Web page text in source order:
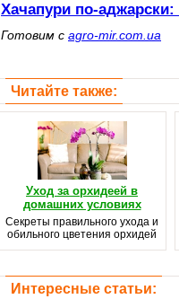
Хачапури по-
Готовим с agro-mir.com.ua
Читайте также:
Уход за орхидеей в
домашних условиях
Секреты правильного ухода и
обильного цветения орхидей
Интересные статьи: